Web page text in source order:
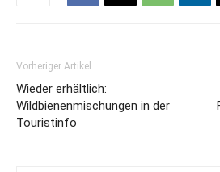
Vorheriger Artikel
Wieder erhältlich:
Wildbienenmischungen in der
Touristinfo